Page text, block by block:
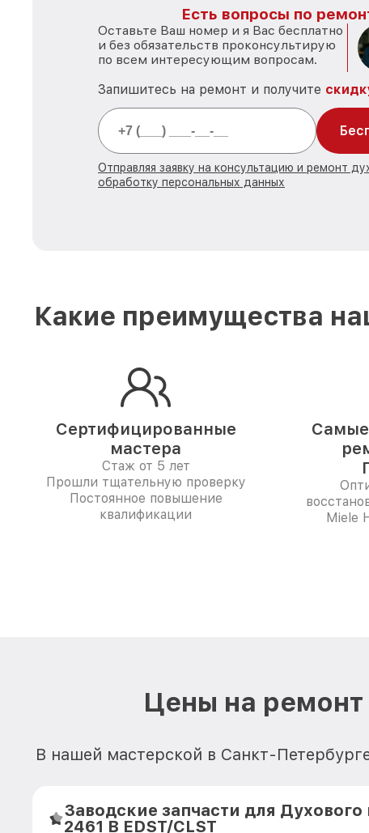
Есть вопросы по
Оставьте Ваш номер и я Вас бесплатно
и без обязательств проконсультирую
по всем интересующим вопросам.
Запишитесь на ремонт и получите
Отправляя заявку на консультацию и ремонт
обработку персональных данных
Какие преимущества
Сертифицированные
мастера
Стаж от 5 лет
Прошли тщательную проверку
Постоянное повышение
квалификации
Miele
Цены на ремонт
В нашей мастерской в Санкт-
Заводские запчасти для
2461 B EDST/CLST